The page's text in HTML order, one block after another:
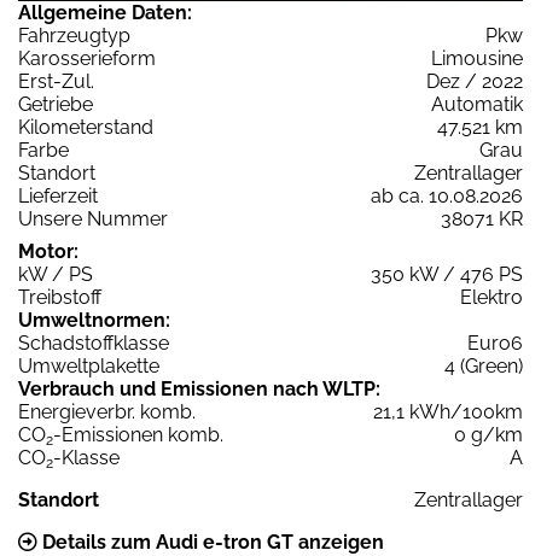
Allgemeine Daten:
Fahrzeugtyp
Pkw
Karosserieform
Limousine
Erst-Zul.
Dez / 2022
Getriebe
Automatik
Kilometerstand
47.521 km
Farbe
Grau
Standort
Zentrallager
Lieferzeit
ab ca. 10.08.2026
Unsere Nummer
38071 KR
Motor:
kW / PS
350 kW / 476 PS
Treibstoff
Elektro
Umweltnormen:
Schadstoffklasse
Euro6
Umweltplakette
4 (Green)
Verbrauch und Emissionen nach WLTP:
Energieverbr. komb.
21,1 kWh/100km
CO2-Emissionen komb.
0 g/km
CO2-Klasse
A
Standort
Zentrallager
Details zum Audi e-tron GT anzeigen